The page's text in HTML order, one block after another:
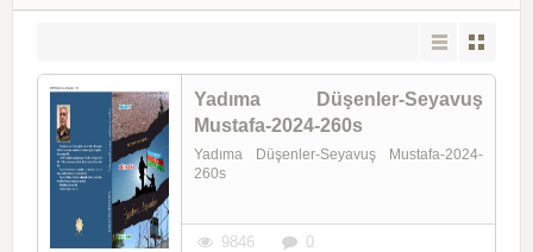
Yadıma Düşenler-Seyavuş
Mustafa-2024-260s
Yadıma Düşenler-Seyavuş Mustafa-2024-
260s
9846 0